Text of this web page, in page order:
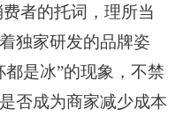
者的托词，理所当
独家研发的品牌姿
是冰”的现象，不禁
否成为商家减少成本